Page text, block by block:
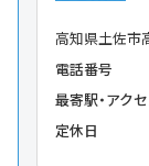
高知県土佐市
電話番号
最寄駅・アク
定休日